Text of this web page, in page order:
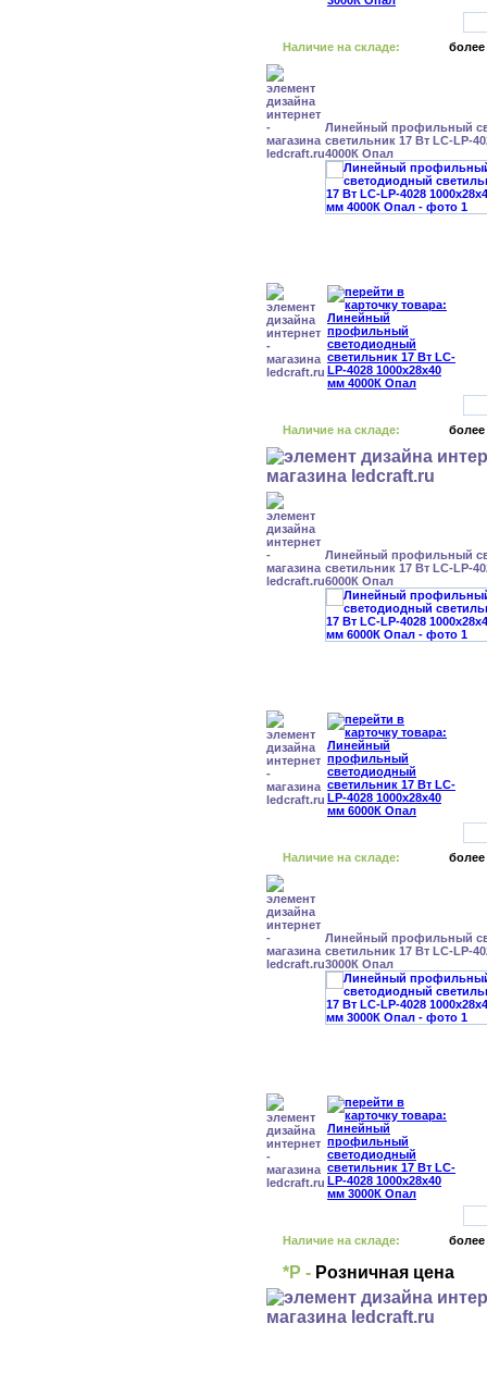
Наличие на складе: более
Линейный профильный
светильник 17 Вт LC-LP-
4000К Опал
Наличие на складе: более
Линейный профильный
светильник 17 Вт LC-LP-
6000К Опал
Наличие на складе: более
Линейный профильный
светильник 17 Вт LC-LP-
3000К Опал
Наличие на складе: более
*Р - Розничная цена